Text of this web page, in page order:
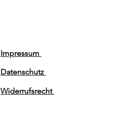
Impressum
Datenschutz
Widerrufsrecht